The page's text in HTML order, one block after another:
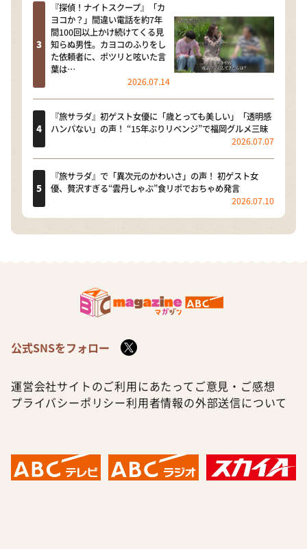
『探偵！ナイトスクープ』「カ
ヨコか？」間違い電話を約7年
間100回以上かけ続けてくる見
知らぬ男性。カヨコのふりをし
た依頼者に、ポツリと呟いた言
葉は…
2026.07.14
『旅サラダ』初ゲスト女優に「歳とっても美しい」「透明感
ハンパない」の声！ “15年ぶりリベンジ”で福岡グルメ三昧
2026.07.07
『旅サラダ』で「異次元のかわいさ」の声！ 初ゲスト女
優、贅沢すぎる“雲丹しゃぶ”食リポでおちゃめ発言
2026.07.10
公式SNSをフォロー
運営会社サイトのご利用にあたって ご意見・ご感想
プライバシーポリシー利用者情報の外部送信について